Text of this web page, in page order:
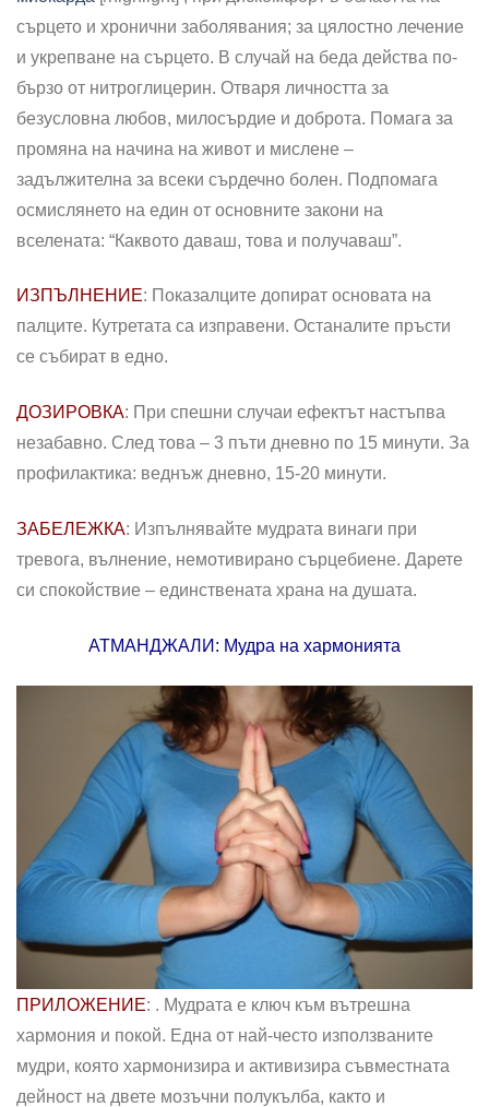
сърцето и хронични заболявания; за цялостно лечение
и укрепване на сърцето. В случай на беда действа по-
бързо от нитроглицерин. Отваря личността за
безусловна любов, милосърдие и доброта. Помага за
промяна на начина на живот и мислене –
задължителна за всеки сърдечно болен. Подпомага
осмислянето на един от основните закони на
вселената: “Каквото даваш, това и получаваш”.
ИЗПЪЛНЕНИЕ: Показалците допират основата на
палците. Кутретата са изправени. Останалите пръсти
се събират в едно.
ДОЗИРОВКА: При спешни случаи ефектът настъпва
незабавно. След това – 3 пъти дневно по 15 минути. За
профилактика: веднъж дневно, 15-20 минути.
ЗАБЕЛЕЖКА: Изпълнявайте мудрата винаги при
тревога, вълнение, немотивирано сърцебиене. Дарете
си спокойствие – единствената храна на душата.
АТМАНДЖАЛИ: Мудра на хармонията
ПРИЛОЖЕНИЕ: . Мудрата е ключ към вътрешна
хармония и покой. Една от най-често използваните
мудри, която хармонизира и активизира съвместната
дейност на двете мозъчни полукълба, както и